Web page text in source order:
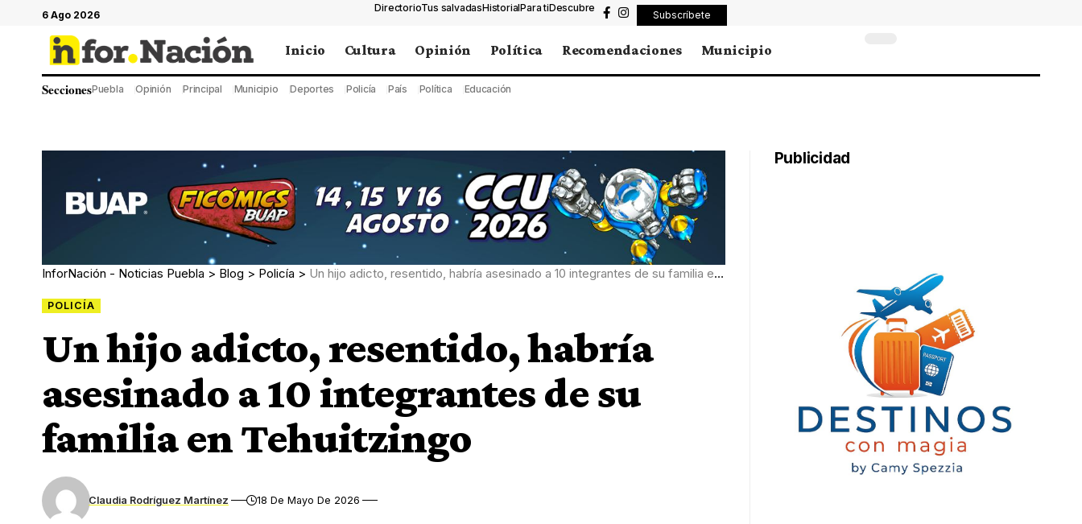
6 Ago 2026
DirectorioTus salvadasHistorialPara tiDescubre
Subscríbete
Inicio Cultura Opinión Política Recomendaciones Municipio
SeccionesPuebla Opinión Principal Municipio Deportes Policía País Política Educación
InforNación - Noticias Puebla > Blog > Policía > Un hijo adicto, resentido, habría asesinado a 10 integrantes de su familia en Tehuitzingo
POLICÍA
Un hijo adicto, resentido, habría
asesinado a 10 integrantes de su
familia en Tehuitzingo
Claudia Rodríguez Martínez 18 De Mayo De 2026
Publicidad